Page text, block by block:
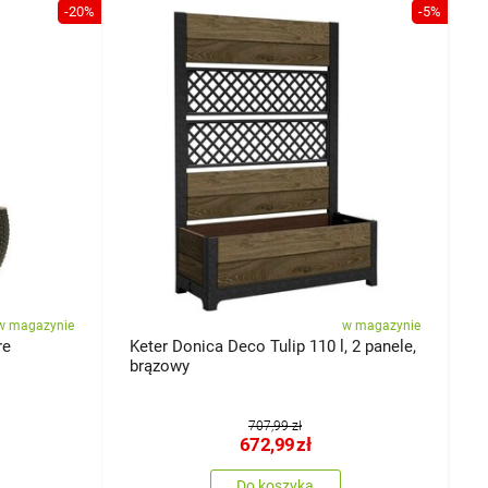
-20%
magazynie
-5%
w magazynie
Keter Donica Deco Tulip 110 l, 2 panele,
brązowy
707,99 zł
672,99zł